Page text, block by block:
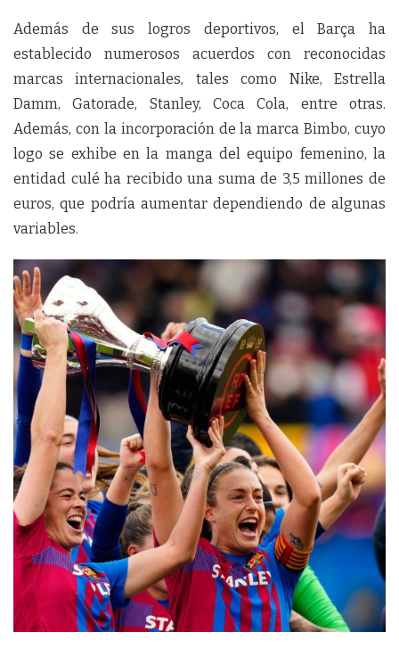
Además de sus logros deportivos, el Barça ha
establecido numerosos acuerdos con reconocidas
marcas internacionales, tales como Nike, Estrella
Damm, Gatorade, Stanley, Coca Cola, entre otras.
Además, con la incorporación de la marca Bimbo, cuyo
logo se exhibe en la manga del equipo femenino, la
entidad culé ha recibido una suma de 3,5 millones de
euros, que podría aumentar dependiendo de algunas
variables.